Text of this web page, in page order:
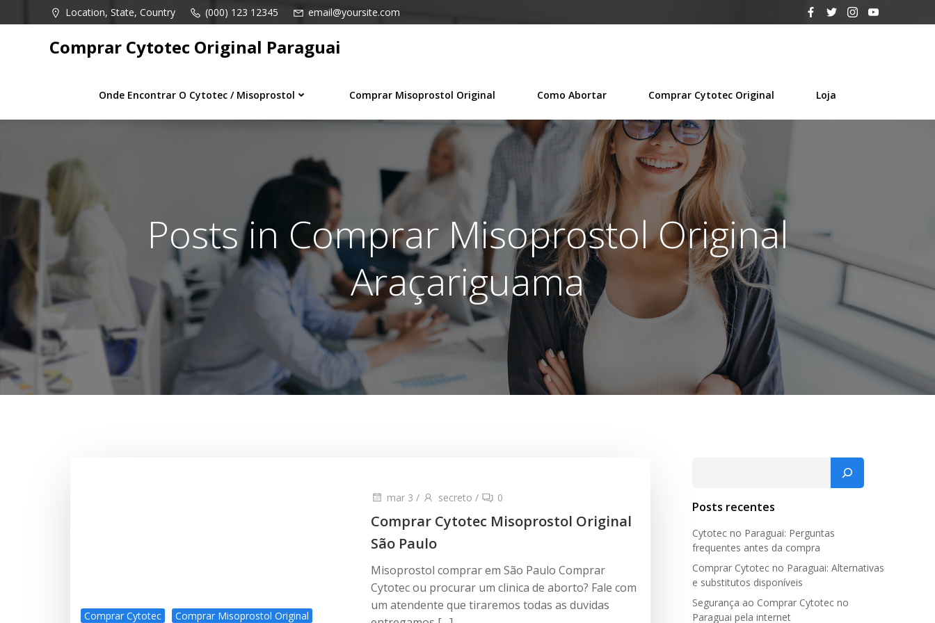
para
Location, State, Country (000) 123 12345 email@yoursite.com
Comprar Cytotec Original Paraguai
Onde Encontrar O Cytotec / Misoprostol Comprar Misoprostol Original Como Abortar Comprar Cytotec Original Loja
Posts in Comprar Misoprostol Original
Araçariguama
Comprar Cytotec
Comprar Misoprostol Original
mar 3 / secreto / 0
Comprar Cytotec Misoprostol Original
São Paulo
Misoprostol comprar em São Paulo Comprar
Cytotec ou procurar um clinica de aborto? Fale com
um atendente que tiraremos todas as duvidas
Posts recentes
Cytotec no Paraguai: Perguntas
frequentes antes da compra
Comprar Cytotec no Paraguai: Alternativas
e substitutos disponíveis
Segurança ao Comprar Cytotec no
Paraguai pela internet